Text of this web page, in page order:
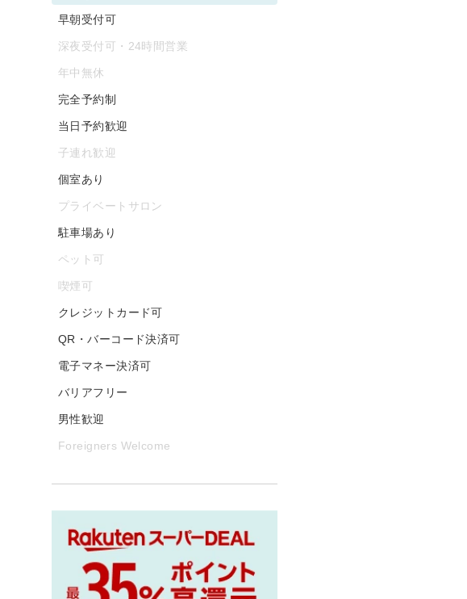
早朝受付可
深夜受付可・24時間営業
年中無休
完全予約制
当日予約歓迎
子連れ歓迎
個室あり
プライベートサロン
駐車場あり
ペット可
喫煙可
クレジットカード可
QR・バーコード決済可
電子マネー決済可
バリアフリー
男性歓迎
Foreigners Welcome